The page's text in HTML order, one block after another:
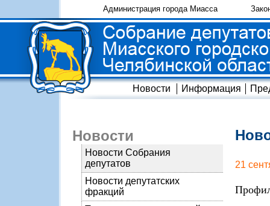
Администрация города Миасса
Новости Информация
Новости
Новости Собрания
депутатов
Новости депутатских
фракций
21